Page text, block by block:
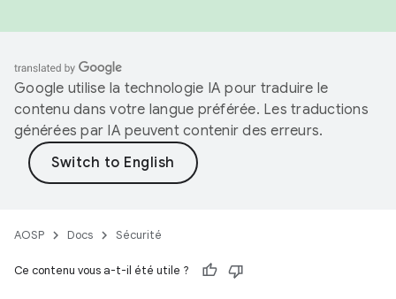
Google utilise la technologie IA pour traduire le
contenu dans votre langue préférée. Les traductions
générées par IA peuvent contenir des erreurs.
AOSP Docs Sécurité
Ce contenu vous a-t-il été utile ?